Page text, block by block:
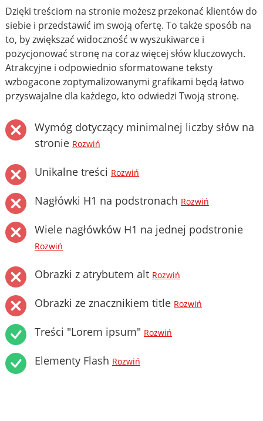
Dzięki treściom na stronie możesz przekonać klientów do
siebie i przedstawić im swoją ofertę. To także sposób na
to, by zwiększać widoczność w wyszukiwarce i
pozycjonować stronę na coraz więcej słów kluczowych.
Atrakcyjne i odpowiednio sformatowane teksty
wzbogacone zoptymalizowanymi grafikami będą łatwo
przyswajalne dla każdego, kto odwiedzi Twoją stronę.
Wymóg dotyczący minimalnej liczby słów na
stronie Rozwiń
Unikalne treści Rozwiń
Nagłówki H1 na podstronach Rozwiń
Wiele nagłówków H1 na jednej podstronie
Rozwiń
Obrazki z atrybutem alt Rozwiń
Obrazki ze znacznikiem title Rozwiń
Treści "Lorem ipsum" Rozwiń
Elementy Flash Rozwiń